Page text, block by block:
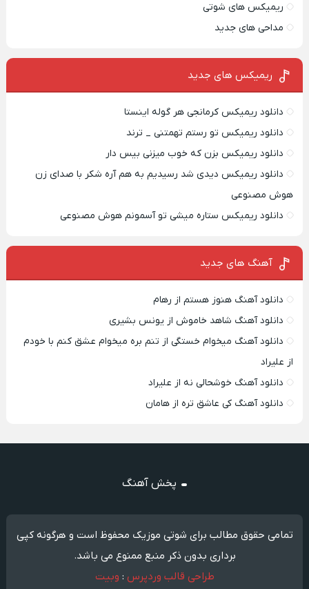
ریمیکس های شوتی
مداحی های جدید
ریمیکس‌ های جدید
دانلود ریمیکس کرمانجی هر گوله اینستا
دانلود ریمیکس تو رستم تهمتنی _ ترند
دانلود ریمیکس بزن که خوب میزنی بیس دار
دانلود ریمیکس دیدی شد رسیدیم به هم آره شکر با صدای زن
هوش مصنوعی
دانلود ریمیکس ستاره میشی تو آسمونم هوش مصنوعی
آهنگ های جدید
دانلود آهنگ هنوز هستم از رهام
دانلود آهنگ شاهد خاموش از یونس بشیری
دانلود آهنگ میخوام خستگی از تنم بره میخوام عشق کنم با خودم
از علیراد
دانلود آهنگ خوشحالی نه از علیراد
دانلود آهنگ کی عاشق تره از هامان
پخش آهنگ
تمامی حقوق مطالب برای شوتی موزیک محفوظ است و هرگونه کپی
برداری بدون ذکر منبع ممنوع می باشد.
طراحی قالب وردپرس : وبیت